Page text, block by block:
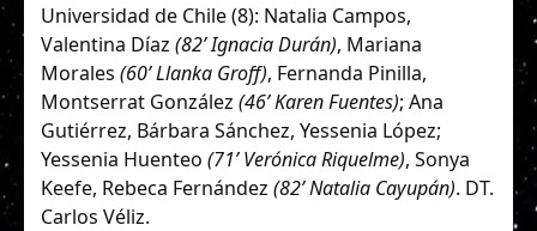
Universidad de Chile (8): Natalia Campos,
Valentina Díaz (82’ Ignacia Durán), Mariana
Morales (60’ Llanka Groff), Fernanda Pinilla,
Montserrat González (46’ Karen Fuentes); Ana
Gutiérrez, Bárbara Sánchez, Yessenia López;
Yessenia Huenteo (71’ Verónica Riquelme), Sonya
Keefe, Rebeca Fernández (82’ Natalia Cayupán). DT.
Carlos Véliz.